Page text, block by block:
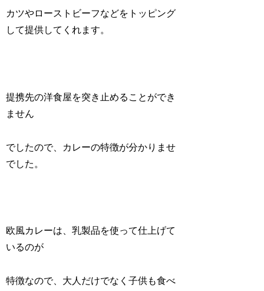
カツやローストビーフなどをトッピング
して提供してくれます。
提携先の洋食屋を突き止めることができ
ません
でしたので、カレーの特徴が分かりませ
でした。
欧風カレーは、乳製品を使って仕上げて
いるのが
特徴なので、大人だけでなく子供も食べ